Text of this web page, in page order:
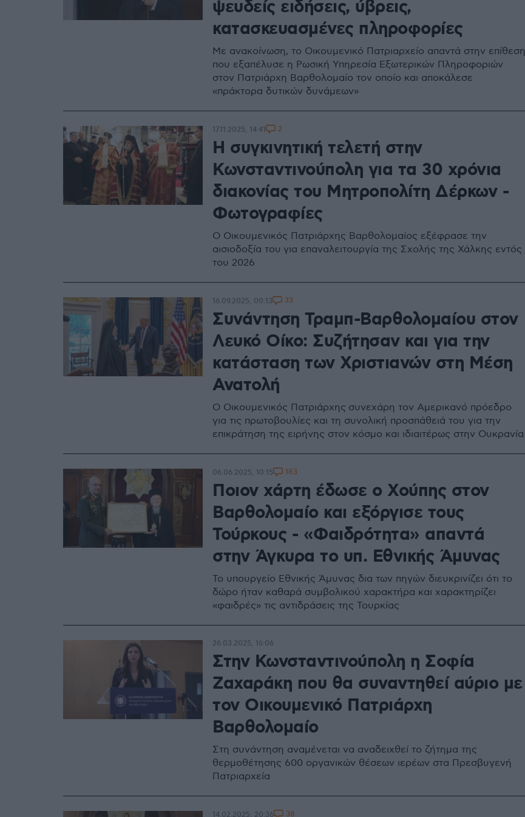
ψευδείς ειδήσεις, ύβρεις,
κατασκευασμένες πληροφορίες
Με ανακοίνωση, το Οικουμενικό Πατριαρχείο απαντά στην επίθεση
που εξαπέλυσε η Ρωσική Υπηρεσία Εξωτερικών Πληροφοριών
στον Πατριάρχη Βαρθολομαίο τον οποίο και αποκάλεσε
«πράκτορα δυτικών δυνάμεων»
Η συγκινητική τελετή στην
Κωνσταντινούπολη για τα 30 χρόνια
διακονίας του Μητροπολίτη Δέρκων -
Φωτογραφίες
Ο Οικουμενικός Πατριάρχης Βαρθολομαίος εξέφρασε την
αισιοδοξία του για επαναλειτουργία της Σχολής της Χάλκης εντός
του 2026
17.11.2025, 14:41 2
Συνάντηση Τραμπ-Βαρθολομαίου στον
Λευκό Οίκο: Συζήτησαν και για την
κατάσταση των Χριστιανών στη Μέση
Ανατολή
Ο Οικουμενικός Πατριάρχης συνεχάρη τον Αμερικανό πρόεδρο
για τις πρωτοβουλίες και τη συνολική προσπάθειά του για την
επικράτηση της ειρήνης στον κόσμο και ιδιαιτέρως στην Ουκρανία
16.09.2025, 00:13 33
Ποιον χάρτη έδωσε ο Χούπης στον
Βαρθολομαίο και εξόργισε τους
Τούρκους - «Φαιδρότητα» απαντά
στην Άγκυρα το υπ. Εθνικής Άμυνας
Το υπουργείο Εθνικής Άμυνας δια των πηγών διευκρινίζει ότι το
δώρο ήταν καθαρά συμβολικού χαρακτήρα και χαρακτηρίζει
«φαιδρές» τις αντιδράσεις της Τουρκίας
06.06.2025, 10:15 183
Στην Κωνσταντινούπολη η Σοφία
Ζαχαράκη που θα συναντηθεί αύριο με
τον Οικουμενικό Πατριάρχη
Βαρθολομαίο
Στη συνάντηση αναμένεται να αναδειχθεί το ζήτημα της
θερμοθέτησης 600 οργανικών θέσεων ιερέων στα Πρεσβυγενή
Πατριαρχεία
26.03.2025, 16:06
14.02.2025, 20:36 38